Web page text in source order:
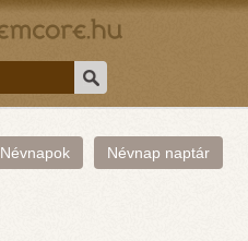
Névnapok Névnap naptár